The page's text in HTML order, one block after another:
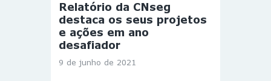
Relatório da CNseg
destaca os seus projetos
e ações em ano
desafiador
9 de junho de 2021